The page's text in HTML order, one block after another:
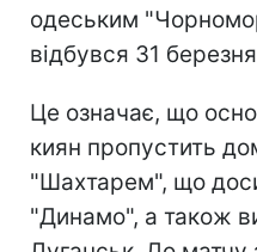
одеським
відбувся 31
Це означає, що
киян пропустить
"Шахтарем", що
"Динамо", а також